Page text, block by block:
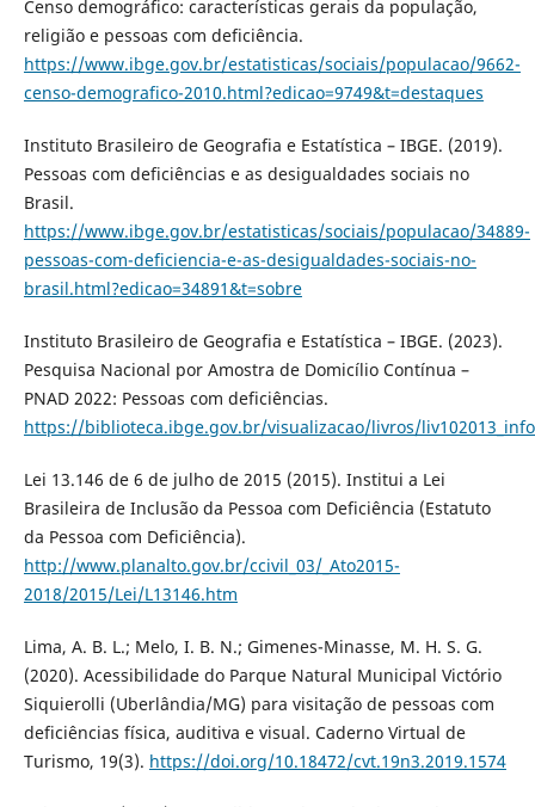
Censo demográfico: características gerais da população,
religião e pessoas com deficiência.
https://www.ibge.gov.br/estatisticas/sociais/populacao/9662-
censo-demografico-2010.html?edicao=9749&t=destaques
Instituto Brasileiro de Geografia e Estatística – IBGE. (2019).
Pessoas com deficiências e as desigualdades sociais no
Brasil.
https://www.ibge.gov.br/estatisticas/sociais/populacao/34889-
pessoas-com-deficiencia-e-as-desigualdades-sociais-no-
brasil.html?edicao=34891&t=sobre
Instituto Brasileiro de Geografia e Estatística – IBGE. (2023).
Pesquisa Nacional por Amostra de Domicílio Contínua –
PNAD 2022: Pessoas com deficiências.
https://biblioteca.ibge.gov.br/visualizacao/livros/
Lei 13.146 de 6 de julho de 2015 (2015). Institui a Lei
Brasileira de Inclusão da Pessoa com Deficiência (Estatuto
da Pessoa com Deficiência).
http://www.planalto.gov.br/ccivil_03/_Ato2015-
2018/2015/Lei/L13146.htm
Lima, A. B. L.; Melo, I. B. N.; Gimenes-Minasse, M. H. S. G.
(2020). Acessibilidade do Parque Natural Municipal Victório
Siquierolli (Uberlândia/MG) para visitação de pessoas com
deficiências física, auditiva e visual. Caderno Virtual de
Turismo, 19(3). https://doi.org/10.18472/cvt.19n3.2019.1574